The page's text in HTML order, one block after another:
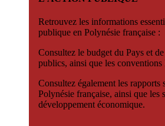
Retrouvez les informations
publique en Polynésie française :
Consultez le budget du Pays et de
publics, ainsi que les conventions
Consultez également les rapports
Polynésie française, ainsi que les
développement économique.